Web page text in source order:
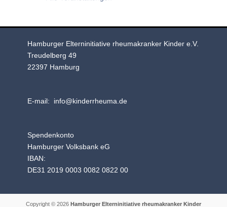
Hamburger Elterninitiative rheumakranker Kinder e.V.
Treudelberg 49
22397 Hamburg
E-mail: info@kinderrheuma.de
Spendenkonto
Hamburger Volksbank eG
IBAN:
DE31 2019 0003 0082 0822 00
Copyright © 2026 Hamburger Elterninitiative rheumakranker Kinder